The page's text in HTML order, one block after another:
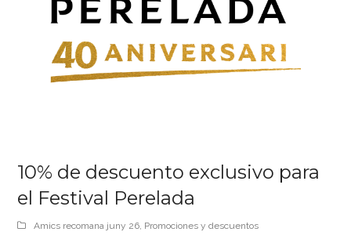
10% de descuento exclusivo para
el Festival Perelada
Amics recomana juny 26, Promociones y descuentos